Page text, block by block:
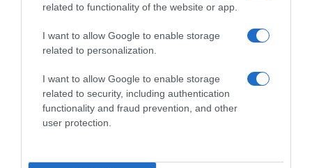
related to functionality of the website or app.
I want to allow Google to enable storage
related to personalization.
I want to allow Google to enable storage
related to security, including authentication
functionality and fraud prevention, and other
user protection.